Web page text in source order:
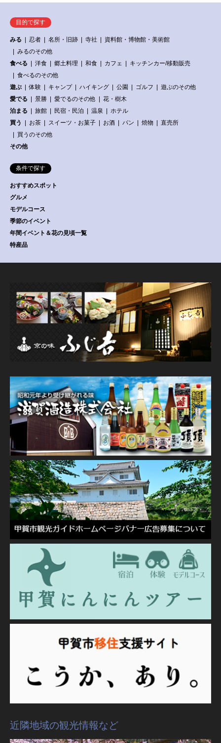
目的で探す
みる 忍者 名所・旧跡 寺社
資料館・博物館・美術館
みるのその他
食べる
洋食 郷土料理 和食 カフェ
キッチンカー/移動販売
食べるのその他
遊ぶ
体験 キャンプ ハイキング 公園 ゴルフ
遊ぶのその他
愛でる
景勝 愛でるのその他
花・樹木
泊まる
旅館 民宿・民泊 温泉
ホテル
買う
お茶 スイーツ・お菓子 お酒 パン 焼物
直売所
買うのその他
その他
条件で探す
おすすめスポット
グルメ
モデルコース
季節のイベント
年間イベント＆花の見頃一覧
特産品
近隣地域の観光情報など